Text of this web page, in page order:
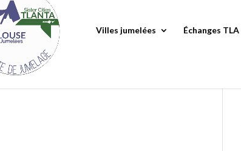
Villes jumelées Échanges TLA